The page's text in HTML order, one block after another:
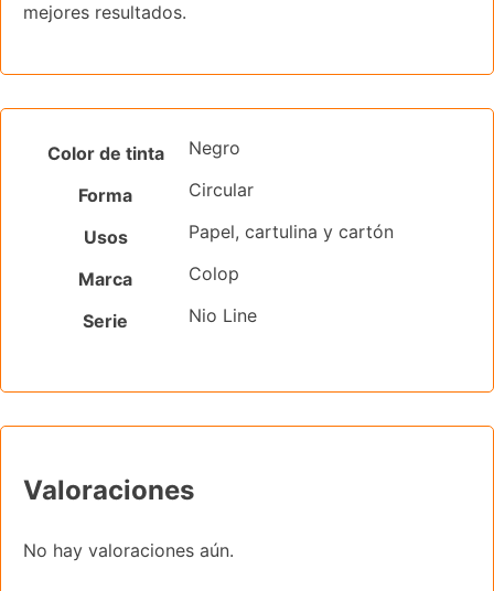
mejores resultados.
Color de tinta Negro
Forma Circular
Usos Papel, cartulina y cartón
Marca Colop
Serie Nio Line
Valoraciones
No hay valoraciones aún.